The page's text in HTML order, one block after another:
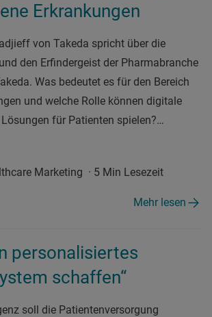
Erkrankungen
von Takeda spricht über die
den Erfindergeist der Pharmabranche
Was bedeutet es für den Bereich
und welche Rolle können digitale
für Patienten spielen?…
Marketing · 5 Min Lesezeit
Mehr lesen
personalisiertes
schaffen“
soll die Patientenversorgung